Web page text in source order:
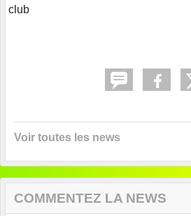
club
Voir toutes les news
COMMENTEZ LA NEWS